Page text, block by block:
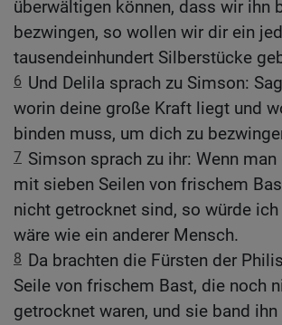
überwältigen können, dass wir ihn
bezwingen, so wollen wir dir ein
tausendeinhundert Silberstücke
6 Und Delila sprach zu Simson:
worin deine große Kraft liegt und
binden muss, um dich zu
7 Simson sprach zu ihr: Wenn
mit sieben Seilen von frischem
nicht getrocknet sind, so würde
wäre wie ein anderer Mensch.
8 Da brachten die Fürsten der
Seile von frischem Bast, die noch
getrocknet waren, und sie band